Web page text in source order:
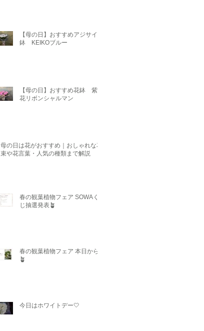
【母の日】おすすめアジサイ
鉢 KEIKOブルー
【母の日】おすすめ花鉢 紫陽
花リボンシャルマン
母の日は花がおすすめ｜おしゃれな花
束や花言葉・人気の種類まで解説
春の観葉植物フェア SOWAく
じ抽選発表🪴
春の観葉植物フェア 本日から
🪴
今日はホワイトデー🤍